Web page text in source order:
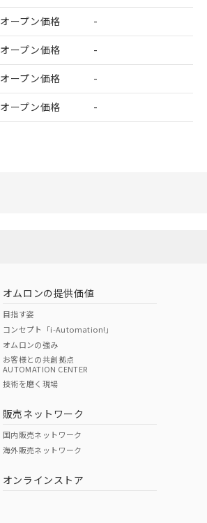
オープン価格 -
オープン価格 -
オープン価格 -
オープン価格 -
オムロンの提供価値
目指す姿
コンセプト「i-Automation!」
オムロンの強み
お客様との共創拠点
AUTOMATION CENTER
技術を磨く現場
販売ネットワーク
国内販売ネットワーク
海外販売ネットワーク
オンラインストア